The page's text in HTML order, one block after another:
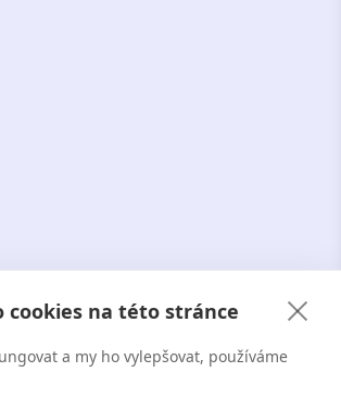
cookies na této stránce
a my ho vylepšovat, používáme
platformy